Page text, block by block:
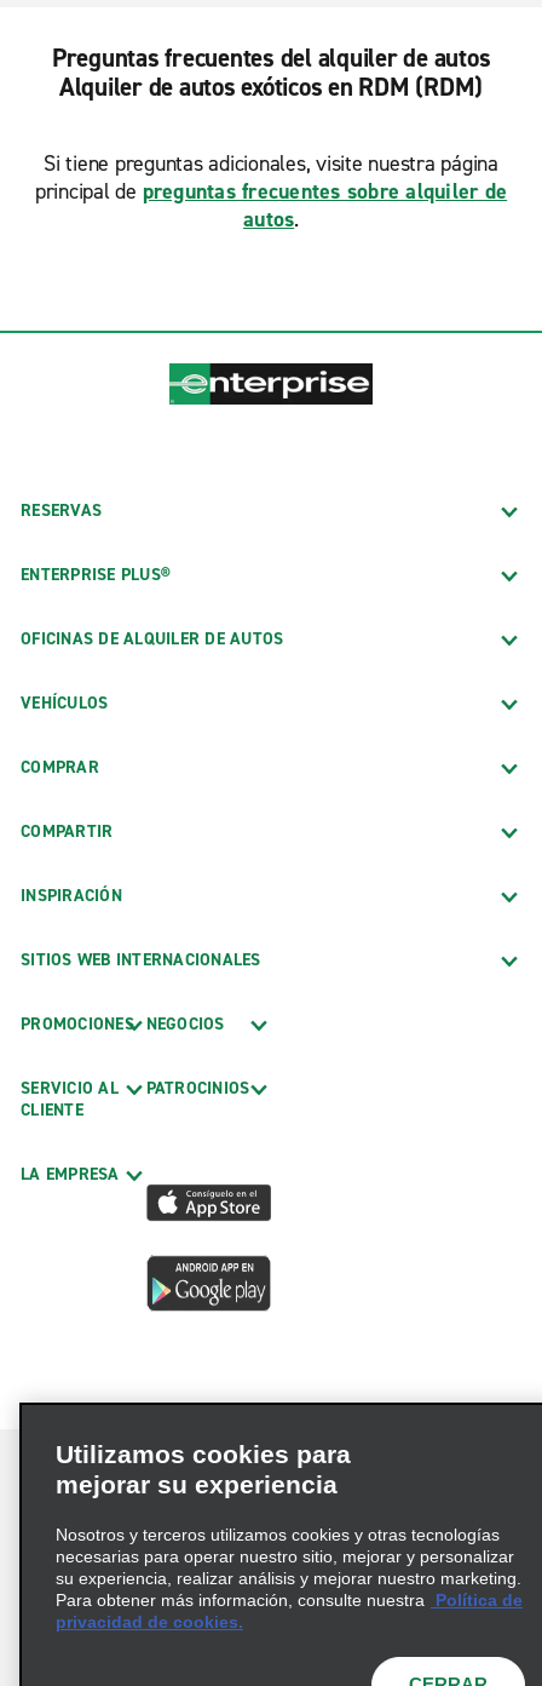
Preguntas frecuentes del alquiler de autos
Alquiler de autos exóticos en RDM (RDM)
Si tiene preguntas adicionales, visite nuestra página
principal de preguntas frecuentes sobre alquiler de
autos.
RESERVAS
ENTERPRISE PLUS®
OFICINAS DE ALQUILER DE AUTOS
VEHÍCULOS
COMPRAR
COMPARTIR
INSPIRACIÓN
SITIOS WEB INTERNACIONALES
PROMOCIONES
SERVICIO AL
CLIENTE
LA EMPRESA
NEGOCIOS
PATROCINIOS
Términos de uso
Política de privacidad
Política de cookies
Información de Salud del Consumidor
Utilizamos cookies para
mejorar su experiencia
Nosotros y terceros utilizamos cookies y otras tecnologías
necesarias para operar nuestro sitio, mejorar y personalizar
su experiencia, realizar análisis y mejorar nuestro marketing.
Para obtener más información, consulte nuestra
Política de
privacidad de cookies.